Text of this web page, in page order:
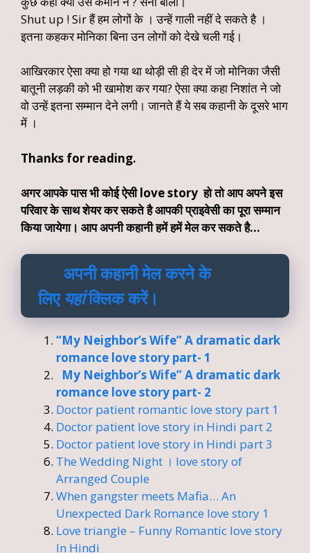
Shut up ! Sir हैं हम लोगों के । उन्हें गाली नहीं दे सकते है ।
इतना कहकर मोनिका बिना उन लोगों को देखे चली गई।
आखिरकार ऐसा क्या हो गया था थोड़ी सी ही देर में जो मोनिका जैसी
बातूनी लड़की को भी खामोश कर गया? ऐसा क्या कहा निशांत ने जो
वो उन्हें इतना सम्मान देने लगी। जानते हैं ये सब कहानी के दूसरे भाग
में ।
Thanks for reading.
अगर आपके पास भी कोई ऐसी love story हो तो आप अपने इस
परिवार के साथ शेयर कर सकते है आपकी प्राइवेसी का पूरा सम्मान
किया जायेगा। आप अपनी कहानी हमें हमें मेल कर सकते है…
अपनी कहानी मेल करने के
लिएयहांक्लिक करें।
“My Neighbor’s Wife” A dramatic dark
romance love story part- 1
My Neighbor’s Wife” A dramatic dark
romance love story part- 2
Doctor patient romantic love story part 1
Doctor patient love story in Hindi part 2
Doctor patient love story in Hindi part 3
The Wedding Night । love story of
Arranged Couple
When gangster meets Mafia… An
Unexpected Dark Romance love story 1
Love triangle – Funny Romantic love story
In Hindi